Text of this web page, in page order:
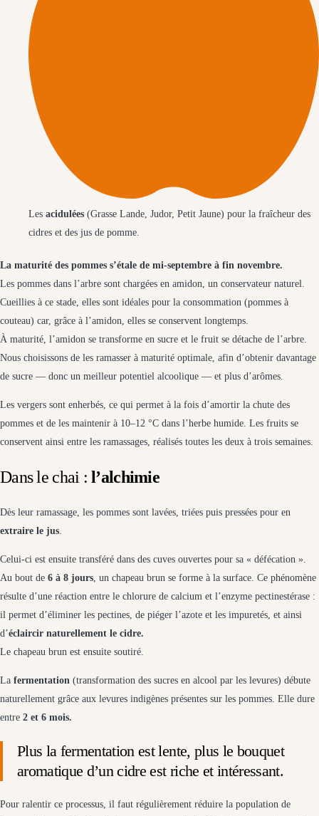
Les acidulées (Grasse Lande, Judor, Petit Jaune) pour la fraîcheur des
cidres et des jus de pomme.
La maturité des pommes s’étale de mi-septembre à fin novembre.
Les pommes dans l’arbre sont chargées en amidon, un conservateur naturel.
Cueillies à ce stade, elles sont idéales pour la consommation (pommes à
couteau) car, grâce à l’amidon, elles se conservent longtemps.
À maturité, l’amidon se transforme en sucre et le fruit se détache de l’arbre.
Nous choisissons de les ramasser à maturité optimale, afin d’obtenir davantage
de sucre — donc un meilleur potentiel alcoolique — et plus d’arômes.
Les vergers sont enherbés, ce qui permet à la fois d’amortir la chute des
pommes et de les maintenir à 10–12 °C dans l’herbe humide. Les fruits se
conservent ainsi entre les ramassages, réalisés toutes les deux à trois semaines.
Dans le chai :l’alchimie
Dès leur ramassage, les pommes sont lavées, triées puis pressées pour en
extraire le jus
Celui-ci est ensuite transféré dans des cuves ouvertes pour sa « défécation ».
Au bout de 6 à 8 jours , un chapeau brun se forme à la surface. Ce phénomène
résulte d’une réaction entre le chlorure de calcium et l’enzyme pectinestérase :
il permet d’éliminer les pectines, de piéger l’azote et les impuretés, et ainsi
d’éclaircir naturellement le cidre.
Le chapeau brun est ensuite soutiré.
La fermentation (transformation des sucres en alcool par les levures) débute
naturellement grâce aux levures indigènes présentes sur les pommes. Elle dure
entre 2 et 6 mois.
Plus la fermentation est lente, plus le bouquet
aromatique d’un cidre est riche et intéressant.
Pour ralentir ce processus, il faut régulièrement réduire la population de